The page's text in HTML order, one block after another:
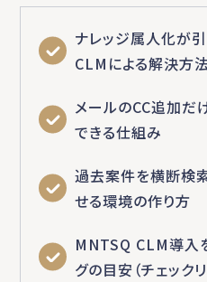
ナレッジ属人化が
CLMによる解決方
メールのCC追加だ
できる仕組み
過去案件を横断検
せる環境の作り方
MNTSQ CLM導入
グの目安（チェックリ